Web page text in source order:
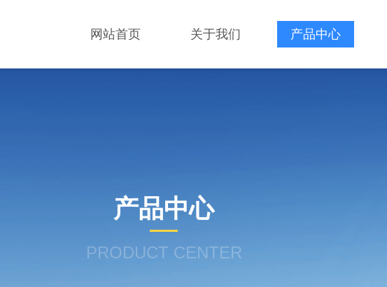
网站首页 关于我们 产品中心
产品中心
PRODUCT CENTER